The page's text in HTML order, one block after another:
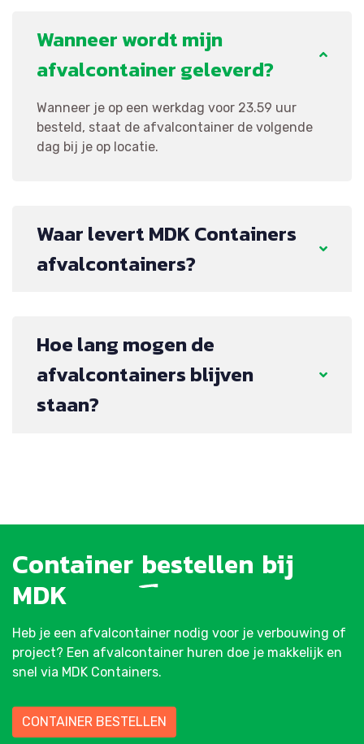
Wanneer wordt mijn
afvalcontainer geleverd?
Wanneer je op een werkdag voor 23.59 uur
besteld, staat de afvalcontainer de volgende
dag bij je op locatie.
Waar levert MDK Containers
afvalcontainers?
Hoe lang mogen de
afvalcontainers blijven
staan?
Container bestellen bij
MDK
Heb je een afvalcontainer nodig voor je verbouwing of
project? Een afvalcontainer huren doe je makkelijk en
snel via MDK Containers.
CONTAINER BESTELLEN